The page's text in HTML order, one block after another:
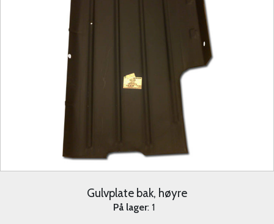
Gulvplate bak, høyre
På lager: 1